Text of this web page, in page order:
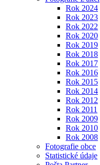
Rok 2024
Rok 2023
Rok 2022
Rok 2020
Rok 2019
Rok 2018
Rok 2017
Rok 2016
Rok 2015
Rok 2014
Rok 2012
Rok 2011
Rok 2009
Rok 2010
Rok 2008
Fotografie obce
Statistické údaje